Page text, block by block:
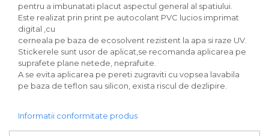
pentru a imbunatati placut aspectul general al spatiului.
Este realizat prin print pe autocolant PVC lucios imprimat
digital ,cu
cerneala pe baza de ecosolvent rezistent la apa si raze UV.
Stickerele sunt usor de aplicat,se recomanda aplicarea pe
suprafete plane netede, neprafuite.
A se evita aplicarea pe pereti zugraviti cu vopsea lavabila
pe baza de teflon sau silicon, exista riscul de dezlipire.
Informatii conformitate produs